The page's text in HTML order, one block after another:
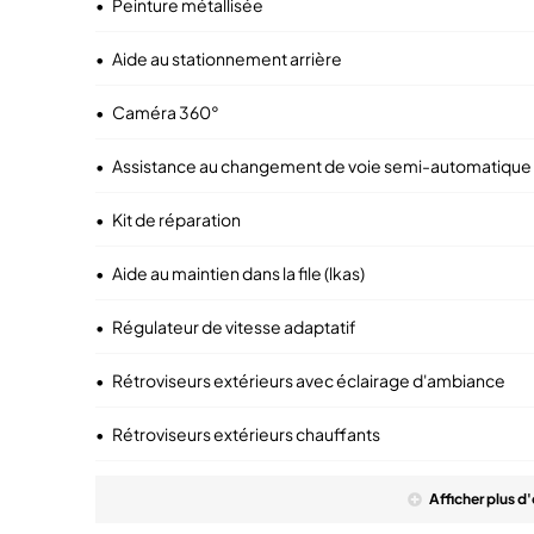
• Peinture métallisée
• Aide au stationnement arrière
• Caméra 360°
• Assistance au changement de voie semi-automatique
• Kit de réparation
• Aide au maintien dans la file (lkas)
• Régulateur de vitesse adaptatif
• Rétroviseurs extérieurs avec éclairage d'ambiance
• Rétroviseurs extérieurs chauffants
Afficherplus